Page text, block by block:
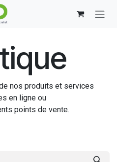
nos produits et services
en ligne ou
points de vente.